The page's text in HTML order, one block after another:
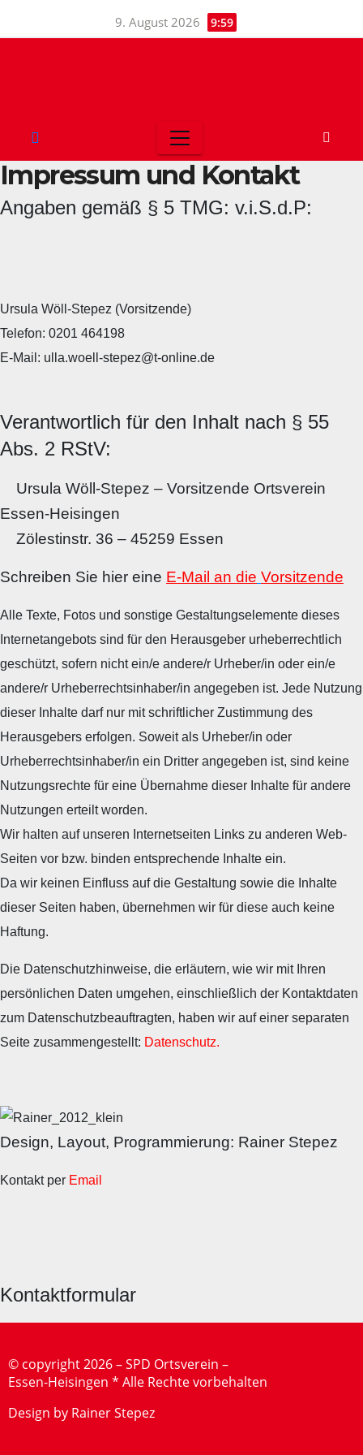
to
9. August 2026 9:59
Impressum und Kontakt
Angaben gemäß § 5 TMG: v.i.S.d.P:
Ursula Wöll-Stepez (Vorsitzende)
Telefon: 0201 464198
E-Mail: ulla.woell-stepez@t-online.de
Verantwortlich für den Inhalt nach § 55
Abs. 2 RStV:
Ursula Wöll-Stepez – Vorsitzende Ortsverein
Essen-Heisingen
Zölestinstr. 36 – 45259 Essen
Schreiben Sie hier eine E-Mail an die Vorsitzende
Alle Texte, Fotos und sonstige Gestaltungselemente dieses
Internetangebots sind für den Herausgeber urheberrechtlich
geschützt, sofern nicht ein/e andere/r Urheber/in oder ein/e
andere/r Urheberrechtsinhaber/in angegeben ist. Jede Nutzung
dieser Inhalte darf nur mit schriftlicher Zustimmung des
Herausgebers erfolgen. Soweit als Urheber/in oder
Urheberrechtsinhaber/in ein Dritter angegeben ist, sind keine
Nutzungsrechte für eine Übernahme dieser Inhalte für andere
Nutzungen erteilt worden.
Wir halten auf unseren Internetseiten Links zu anderen Web-
Seiten vor bzw. binden entsprechende Inhalte ein.
Da wir keinen Einfluss auf die Gestaltung sowie die Inhalte
dieser Seiten haben, übernehmen wir für diese auch keine
Haftung.
Die Datenschutzhinweise, die erläutern, wie wir mit Ihren
persönlichen Daten umgehen, einschließlich der Kontaktdaten
zum Datenschutzbeauftragten, haben wir auf einer separaten
Seite zusammengestellt: Datenschutz.
Design, Layout, Programmierung: Rainer Stepez
Kontakt per Email
Kontaktformular
© copyright 2026 – SPD Ortsverein –
Essen-Heisingen * Alle Rechte vorbehalten
Design by Rainer Stepez